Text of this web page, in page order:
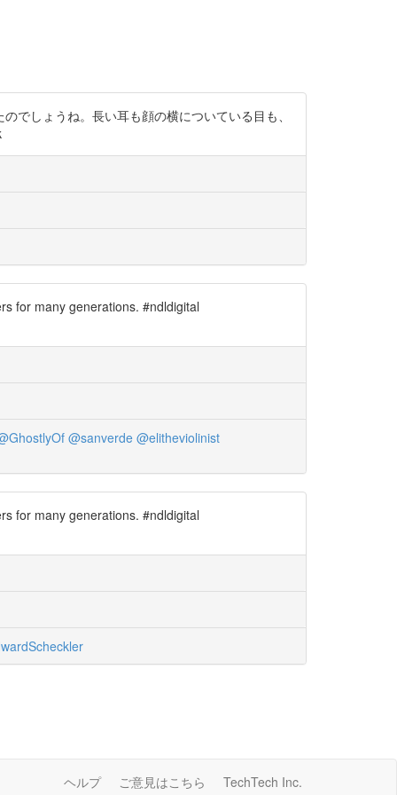
でしょうね。長い耳も顔の横についている目も、
for many generations. #ndldigital
@sanverde @elitheviolinist
for many generations. #ndldigital
ヘルプ ご意見はこちら TechTech Inc.